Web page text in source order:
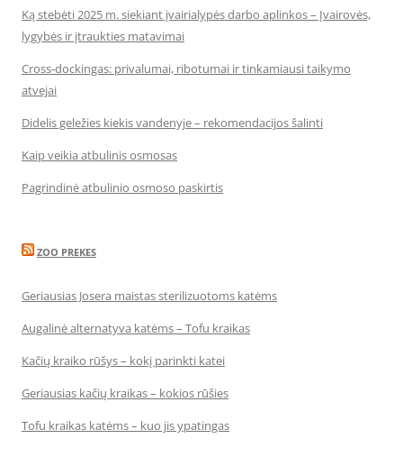
Ką stebėti 2025 m. siekiant įvairialypės darbo aplinkos – Įvairovės,
lygybės ir įtraukties matavimai
Cross-dockingas: privalumai, ribotumai ir tinkamiausi taikymo
atvejai
Didelis geležies kiekis vandenyje – rekomendacijos šalinti
Kaip veikia atbulinis osmosas
Pagrindinė atbulinio osmoso paskirtis
ZOO PREKES
Geriausias Josera maistas sterilizuotoms katėms
Augalinė alternatyva katėms – Tofu kraikas
Kačių kraiko rūšys – kokį parinkti katei
Geriausias kačių kraikas – kokios rūšies
Tofu kraikas katėms – kuo jis ypatingas